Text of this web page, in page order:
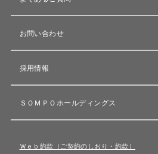
お問い合わせ
採用情報
ＳＯＭＰＯホールディングス
Ｗｅｂ約款（ご契約のしおり・約款）